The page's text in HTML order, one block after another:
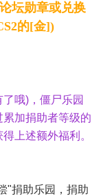
坛勋章或兑换
的[金])
哦)，僵尸乐园
累加捐助者等级的
上述额外福利。
"捐助乐园，捐助